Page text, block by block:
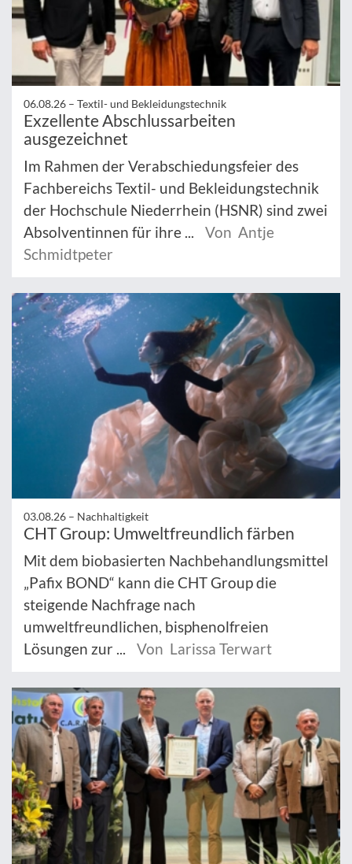
06.08.26 – Textil- und Bekleidungstechnik
Exzellente Abschlussarbeiten
ausgezeichnet
Im Rahmen der Verabschiedungsfeier des
Fachbereichs Textil- und Bekleidungstechnik
der Hochschule Niederrhein (HSNR) sind zwei
Absolventinnen für ihre ...
Von Antje
Schmidtpeter
03.08.26 – Nachhaltigkeit
CHT Group: Umweltfreundlich färben
Mit dem biobasierten Nachbehandlungsmittel
„Pafix BOND“ kann die CHT Group die
steigende Nachfrage nach
umweltfreundlichen, bisphenolfreien
Lösungen zur ...
Von Larissa Terwart